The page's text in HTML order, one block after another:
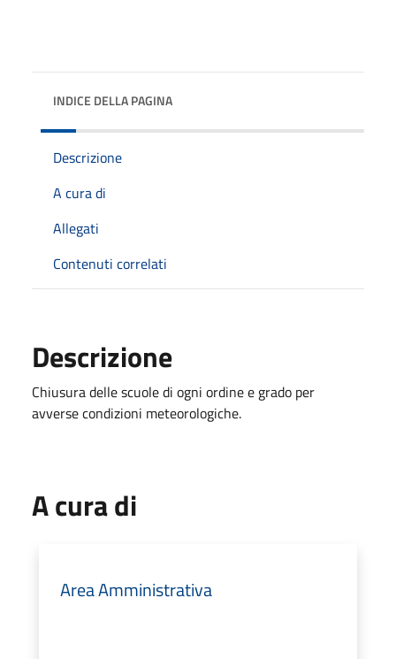
INDICE DELLA PAGINA
Descrizione
A cura di
Allegati
Contenuti correlati
Descrizione
Chiusura delle scuole di ogni ordine e grado per
avverse condizioni meteorologiche.
A cura di
Area Amministrativa